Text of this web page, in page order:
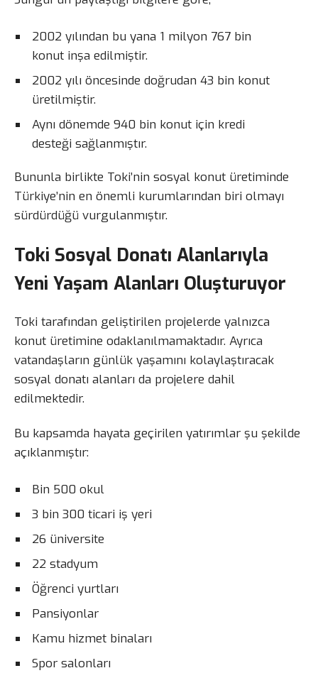
2002 yılından bu yana 1 milyon 767 bin
konut inşa edilmiştir.
2002 yılı öncesinde doğrudan 43 bin konut
üretilmiştir.
Aynı dönemde 940 bin konut için kredi
desteği sağlanmıştır.
Bununla birlikte Toki’nin sosyal konut üretiminde
Türkiye’nin en önemli kurumlarından biri olmayı
sürdürdüğü vurgulanmıştır.
Toki Sosyal Donatı Alanlarıyla
Yeni Yaşam Alanları Oluşturuyor
Toki tarafından geliştirilen projelerde yalnızca
konut üretimine odaklanılmamaktadır. Ayrıca
vatandaşların günlük yaşamını kolaylaştıracak
sosyal donatı alanları da projelere dahil
edilmektedir.
Bu kapsamda hayata geçirilen yatırımlar şu şekilde
açıklanmıştır:
Bin 500 okul
3 bin 300 ticari iş yeri
26 üniversite
22 stadyum
Öğrenci yurtları
Pansiyonlar
Kamu hizmet binaları
Spor salonları